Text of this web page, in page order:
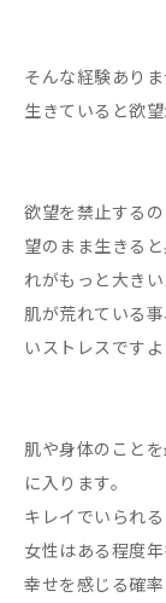
そんな経験あり
生きていると欲
欲望を禁止する
望のまま生きる
れがもっと大き
肌が荒れている
いストレスですよ
肌や身体のこと
に入ります。
キレイでいられる
女性はある程度
幸せを感じる確率